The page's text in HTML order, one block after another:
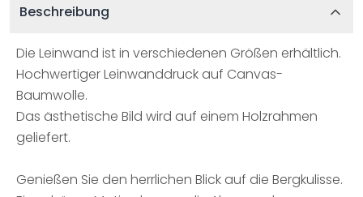
Beschreibung
Die Leinwand ist in verschiedenen Größen erhältlich.
Hochwertiger Leinwanddruck auf Canvas-
Baumwolle.
Das ästhetische Bild wird auf einem Holzrahmen
geliefert.
Genießen Sie den herrlichen Blick auf die Bergkulisse.